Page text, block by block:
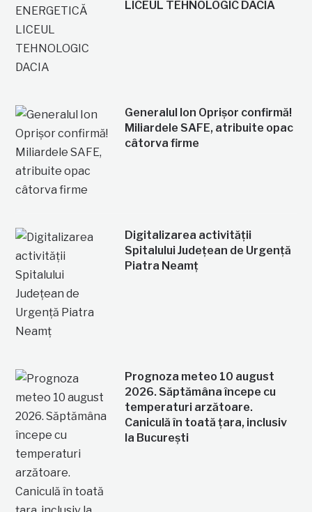
LICEUL TEHNOLOGIC DACIA
Generalul Ion Oprișor confirmă!
Miliardele SAFE, atribuite opac
câtorva firme
Digitalizarea activității
Spitalului Județean de Urgență
Piatra Neamț
Prognoza meteo 10 august
2026. Săptămâna începe cu
temperaturi arzătoare.
Caniculă în toată țara, inclusiv
la București